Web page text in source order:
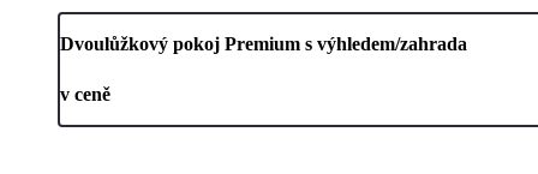
Dvoulůžkový pokoj Premium s výhledem/zahrada
v ceně